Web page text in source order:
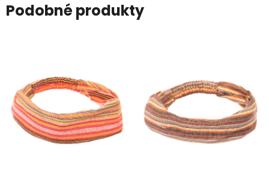
Podobné produkty